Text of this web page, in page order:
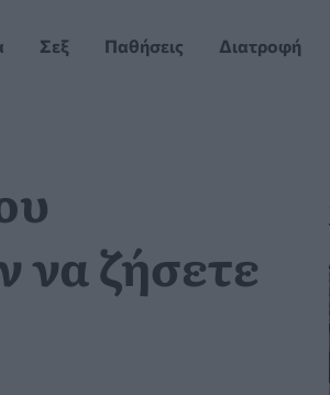
Σεξ Παθήσεις Διατροφή
να ζήσετε